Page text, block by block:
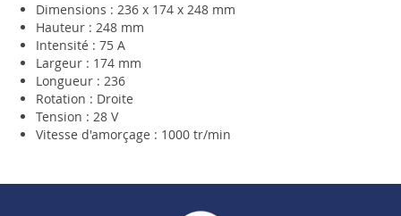
Dimensions : 236 x 174 x 248 mm
Hauteur : 248 mm
Intensité : 75 A
Largeur : 174 mm
Longueur : 236
Rotation : Droite
Tension : 28 V
Vitesse d'amorçage : 1000 tr/min